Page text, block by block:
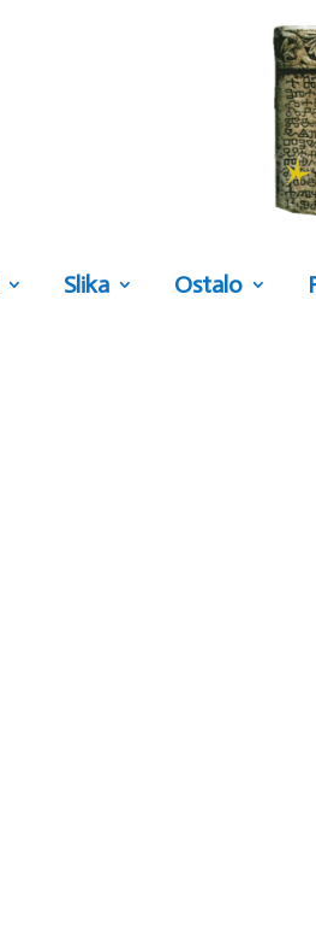
Slika Ostalo